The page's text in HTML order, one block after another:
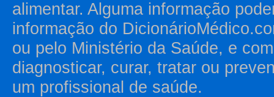
alimentar. Alguma informação
informação do
ou pelo Ministério da Saúde, e
diagnosticar, curar, tratar ou
um profissional de saúde.